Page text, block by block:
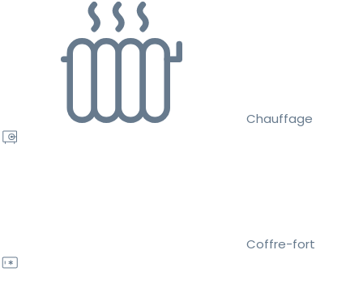
Chauffage
Coffre-fort